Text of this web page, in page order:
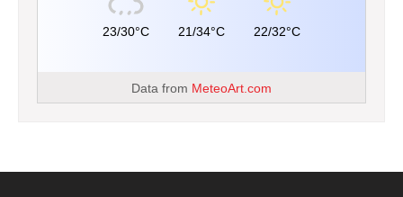
23/30°C 21/34°C 22/32°C
Data from MeteoArt.com